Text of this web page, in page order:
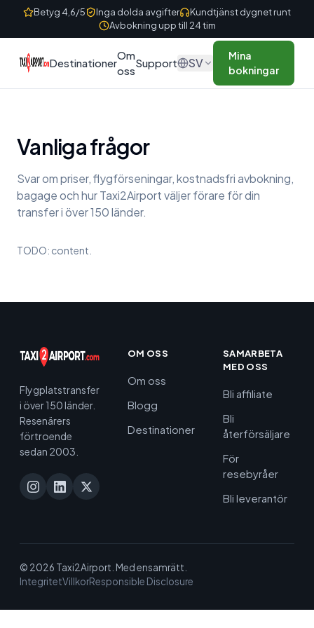
Skip to content
Betyg 4,6/5 Inga dolda avgifter
Kundtjänst dygnet runt
Avbokning upp till 24 tim
Destinationer
Om
oss
Support SV
Mina
bokningar
Vanliga frågor
Svar om priser, flygförseningar, kostnadsfri avbokning,
bagage och hur Taxi2Airport väljer förare för din
transfer i över 150 länder.
TODO: content.
Flygplatstransfer
i över 150 länder.
Resenärers
förtroende
sedan 2003.
OM OSS
Om oss
Blogg
Destinationer
SAMARBETA
MED OSS
Bli affiliate
Bli
återförsäljare
För
resebyråer
Bli leverantör
© 2026 Taxi2Airport. Med ensamrätt.
IntegritetVillkorResponsible Disclosure